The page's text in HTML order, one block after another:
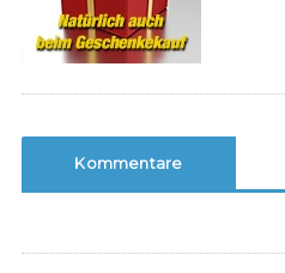
Kommentare